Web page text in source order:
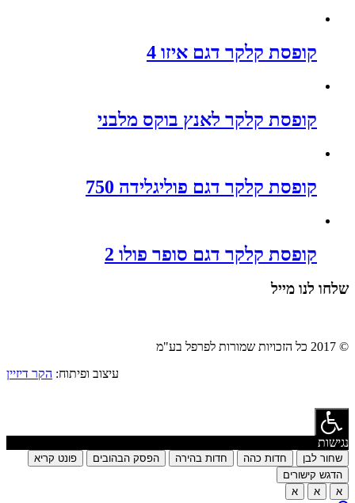
קופסת קלקר דגם איזו 4
קופסת קלקר לאנץ בוקס מלבני
קופסת קלקר דגם פוליגלידה 750
קופסת קלקר דגם סופר פולו 2
שלחו לנו מייל
© 2017 כל הזכויות שמורות לפרפל בע"מ
עיצוב ופיתוח: הקר דיזיין
נגישות
שחור לבן חדות כהה חדות בהירה הפסק הבהובים
פונט קריא
הדגש קישורים
א
א א